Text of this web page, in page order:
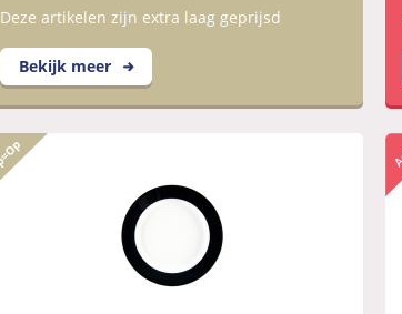
Deze artikelen zijn extra laag geprijsd
Bekijk meer